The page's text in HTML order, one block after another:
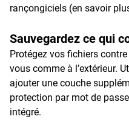
rançongiciels (en savoir
Sauvegardez ce qui
Protégez vos fichiers
vous comme à l’extérieur.
ajouter une couche
protection par mot de
intégré.